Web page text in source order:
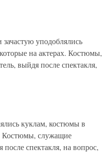
уподоблялись
на актерах. Костюмы,
выйдя после спектакля,
куклам, костюмы в
Костюмы, служащие
спектакля, на вопрос,